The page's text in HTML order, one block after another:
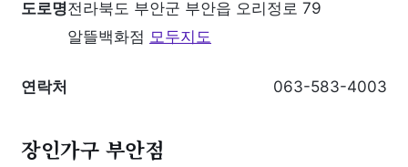
도로명전라북도 부안군 부안읍 오리정로 79
알뜰백화점 모두지도
연락처 063-583-4003
장인가구 부안점